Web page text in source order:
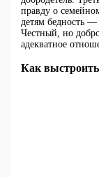
правду о
детям бедность
Честный, но
адекватное
Как